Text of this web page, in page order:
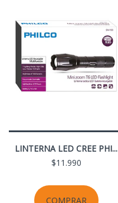
LINTERNA LED CREE PHI...
$11.990
COMPRAR